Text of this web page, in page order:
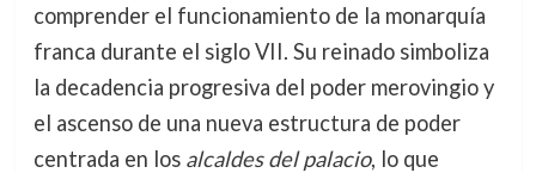
comprender el funcionamiento de la monarquía
franca durante el siglo VII. Su reinado simboliza
la decadencia progresiva del poder merovingio y
el ascenso de una nueva estructura de poder
centrada en los alcaldes del palacio, lo que